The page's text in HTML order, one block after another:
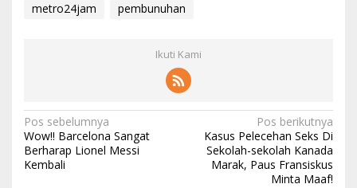
metro24jam
pembunuhan
Ikuti Kami
N
a
v
Pos sebelumnya
Wow!! Barcelona Sangat
Berharap Lionel Messi
Kembali
Pos berikutnya
Kasus Pelecehan Seks Di
Sekolah-sekolah Kanada
Marak, Paus Fransiskus
Minta Maaf!